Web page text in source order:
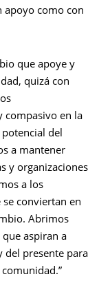
apoyo como con
que apoye y
quizá con
compasivo en la
del
a mantener
y organizaciones
a los
conviertan en
Abrimos
aspiran a
del presente para